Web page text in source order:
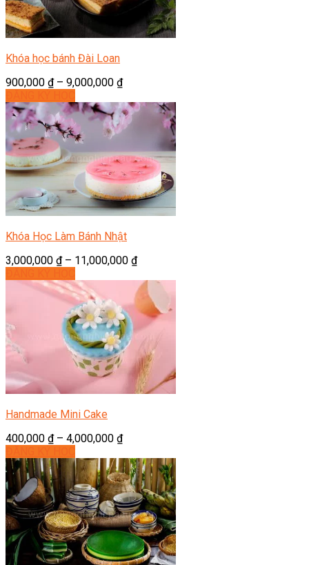
Khóa học bánh Đài Loan
900,000 ₫– 9,000,000 ₫
Khóa Học Làm Bánh Nhật
3,000,000 ₫– 11,000,000 ₫
Handmade Mini Cake
400,000 ₫– 4,000,000 ₫